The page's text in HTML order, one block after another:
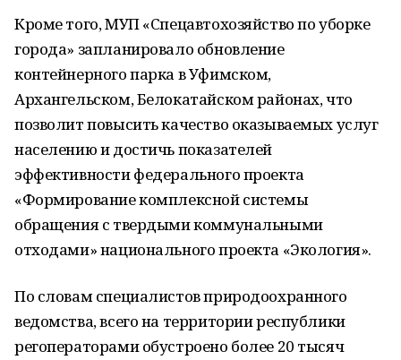
Кроме того, МУП «Спецавтохозяйство по уборке
города» запланировало обновление
контейнерного парка в Уфимском,
Архангельском, Белокатайском районах, что
позволит повысить качество оказываемых услуг
населению и достичь показателей
эффективности федерального проекта
«Формирование комплексной системы
обращения с твердыми коммунальными
отходами» национального проекта «Экология».
По словам специалистов природоохранного
ведомства, всего на территории республики
регоператорами обустроено более 20 тысяч